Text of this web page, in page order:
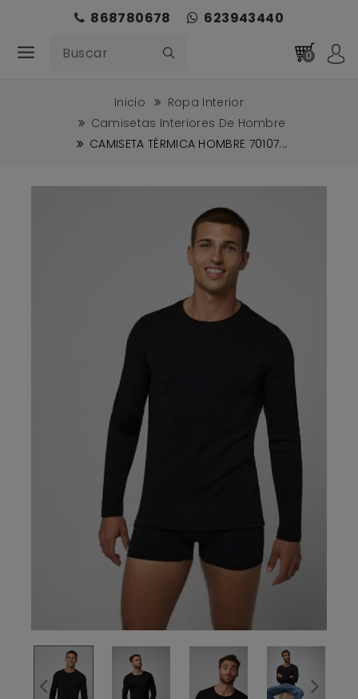
868780678 623943440
0
Inicio
Ropa Interior
Camisetas Interiores De Hombre
CAMISETA TÉRMICA HOMBRE 70107...